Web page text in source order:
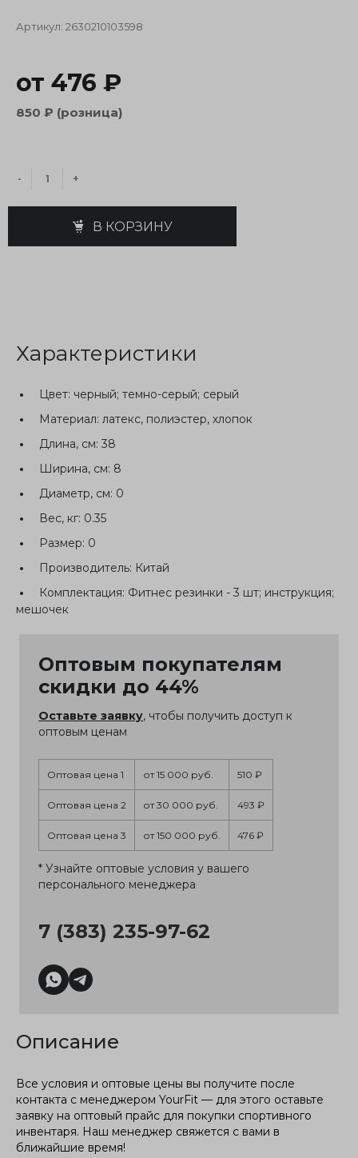
Артикул: 2630210103598
от 476 ₽
850 ₽ (розница)
- +
В КОРЗИНУ
Характеристики
Цвет: черный; темно-серый; серый
Материал: латекс, полиэстер, хлопок
Длина, см: 38
Ширина, см: 8
Диаметр, см: 0
Вес, кг: 0.35
Размер: 0
Производитель: Китай
Комплектация: Фитнес резинки - 3 шт; инструкция;
мешочек
Оптовым покупателям
скидки до 44%
Оставьте заявку, чтобы получить доступ к
оптовым ценам
Оптовая цена 1 от 15 000 руб. 510 ₽
Оптовая цена 2 от 30 000 руб. 493 ₽
Оптовая цена 3 от 150 000 руб. 476 ₽
* Узнайте оптовые условия у вашего
персонального менеджера
7 (383) 235-97-62
Описание
Все условия и оптовые цены вы получите после
контакта с менеджером YourFit — для этого оставьте
заявку на оптовый прайс для покупки спортивного
инвентаря. Наш менеджер свяжется с вами в
ближайшие время!